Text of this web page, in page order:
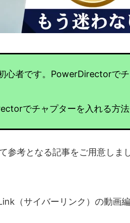
心者です。PowerDirectorで
でチャプターを入れる方法
参考となる記事をご用意しまし
（サイバーリンク）の動画